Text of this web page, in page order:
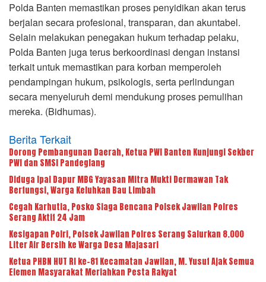
Polda Banten memastikan proses penyidikan akan terus
berjalan secara profesional, transparan, dan akuntabel.
Selain melakukan penegakan hukum terhadap pelaku,
Polda Banten juga terus berkoordinasi dengan instansi
terkait untuk memastikan para korban memperoleh
pendampingan hukum, psikologis, serta perlindungan
secara menyeluruh demi mendukung proses pemulihan
mereka. (Bidhumas).
Berita Terkait
Dorong Pembangunan Daerah, Ketua PWI Banten Kunjungi Sekber
PWI dan SMSI Pandeglang
Diduga Ipal Dapur MBG Yayasan Mitra Mukti Dermawan Tak
Berfungsi, Warga Keluhkan Bau Limbah
Cegah Karhutla, Posko Siaga Bencana Polsek Jawilan Polres
Serang Aktif 24 Jam
Kesigapan Polri, Polsek Jawilan Polres Serang Salurkan 8.000
Liter Air Bersih ke Warga Desa Majasari
Ketua PHBN HUT RI ke-81 Kecamatan Jawilan, M. Yusuf Ajak Semua
Elemen Masyarakat Meriahkan Pesta Rakyat